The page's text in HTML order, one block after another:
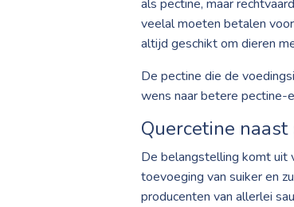
als pectine, maar
veelal moeten betalen
altijd geschikt om dieren
De pectine die de
wens naar betere pectine-
Quercetine naast
De belangstelling komt uit
toevoeging van suiker en
producenten van allerlei